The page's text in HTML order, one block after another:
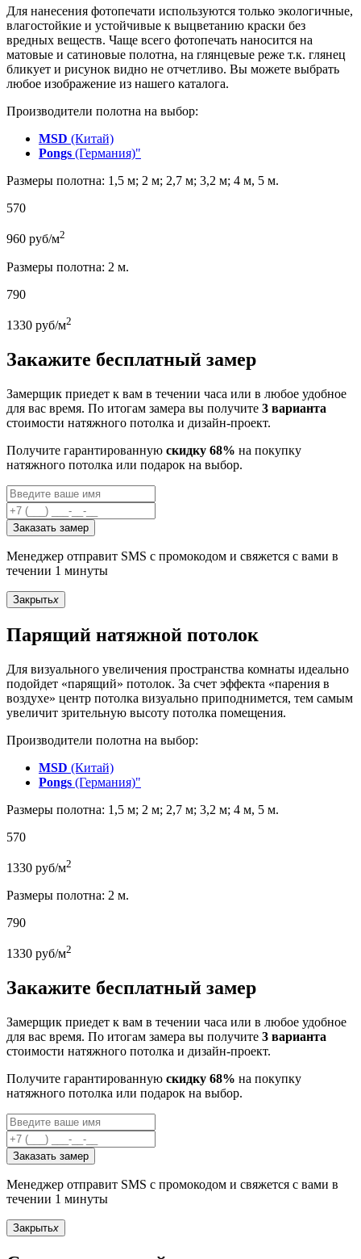
Для нанесения фотопечати используются только экологичные,
влагостойкие и устойчивые к выцветанию краски без
вредных веществ. Чаще всего фотопечать наносится на
матовые и сатиновые полотна, на глянцевые реже т.к. глянец
бликует и рисунок видно не отчетливо. Вы можете выбрать
любое изображение из нашего каталога.
Производители полотна на выбор:
MSD (Китай)
Pongs (Германия)"
Размеры полотна: 1,5 м; 2 м; 2,7 м; 3,2 м; 4 м, 5 м.
570
960 руб/м2
Размеры полотна: 2 м.
790
1330 руб/м2
Закажите бесплатный замер
Замерщик приедет к вам в течении часа или в любое удобное
для вас время. По итогам замера вы получите 3 варианта
стоимости натяжного потолка и дизайн-проект.
Получите гарантированную скидку 68% на покупку
натяжного потолка или подарок на выбор.
Заказать замер
Менеджер отправит SMS с промокодом и свяжется с вами в
течении 1 минуты
Закрытьx
Парящий натяжной потолок
Для визуального увеличения пространства комнаты идеально
подойдет «парящий» потолок. За счет эффекта «парения в
воздухе» центр потолка визуально приподнимется, тем самым
увеличит зрительную высоту потолка помещения.
Производители полотна на выбор:
MSD (Китай)
Pongs (Германия)"
Размеры полотна: 1,5 м; 2 м; 2,7 м; 3,2 м; 4 м, 5 м.
570
1330 руб/м2
Размеры полотна: 2 м.
790
1330 руб/м2
Закажите бесплатный замер
Замерщик приедет к вам в течении часа или в любое удобное
для вас время. По итогам замера вы получите 3 варианта
стоимости натяжного потолка и дизайн-проект.
Получите гарантированную скидку 68% на покупку
натяжного потолка или подарок на выбор.
Заказать замер
Менеджер отправит SMS с промокодом и свяжется с вами в
течении 1 минуты
Закрытьx